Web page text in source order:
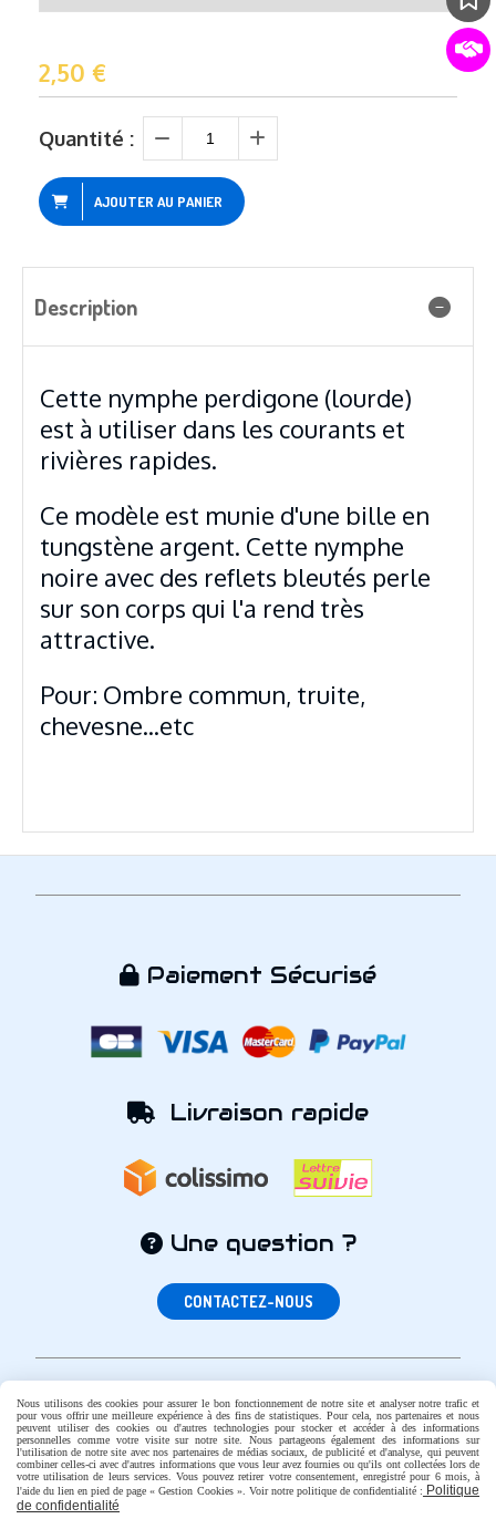
2,50 €
Quantité :
AJOUTER AU PANIER
Description
Cette nymphe perdigone (lourde)
est à utiliser dans les courants et
rivières rapides.
Ce modèle est munie d'une bille en
tungstène argent. Cette nymphe
noire avec des reflets bleutés perle
sur son corps qui l'a rend très
attractive.
Pour: Ombre commun, truite,
chevesne...etc
 Paiement Sécurisé
 Livraison rapide
Une question ?
CONTACTEZ-NOUS
Facebook est désactivé. Autoriser
Mentions Légales
Conditions générales de vente
Politique de confidentialité
Gestion cookies
Mon Compte
Créer un site internet
CGV
Nous utilisons des cookies pour assurer le bon fonctionnement de notre site et analyser notre trafic et
pour vous offrir une meilleure expérience à des fins de statistiques. Pour cela, nos partenaires et nous
peuvent utiliser des cookies ou d'autres technologies pour stocker et accéder à des informations
personnelles comme votre visite sur notre site. Nous partageons également des informations sur
l'utilisation de notre site avec nos partenaires de médias sociaux, de publicité et d'analyse, qui peuvent
combiner celles-ci avec d'autres informations que vous leur avez fournies ou qu'ils ont collectées lors de
votre utilisation de leurs services. Vous pouvez retirer votre consentement, enregistré pour 6 mois, à
l'aide du lien en pied de page « Gestion Cookies ». Voir notre politique de confidentialité : Politique
de confidentialité